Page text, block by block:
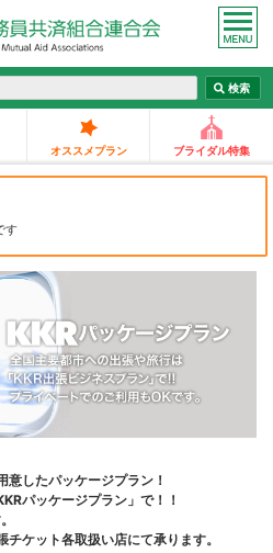
オススメプラン ブライダル特集
す
意したパッケージプラン！
パッケージプラン」で！！
ケット各取扱い店にて承ります。